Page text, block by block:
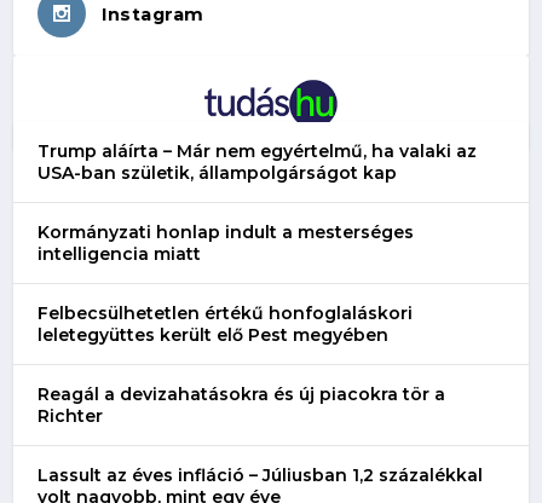
Instagram
Trump aláírta – Már nem egyértelmű, ha valaki az
USA-ban születik, állampolgárságot kap
Kormányzati honlap indult a mesterséges
intelligencia miatt
Felbecsülhetetlen értékű honfoglaláskori
leletegyüttes került elő Pest megyében
Reagál a devizahatásokra és új piacokra tör a
Richter
Lassult az éves infláció – Júliusban 1,2 százalékkal
volt nagyobb, mint egy éve